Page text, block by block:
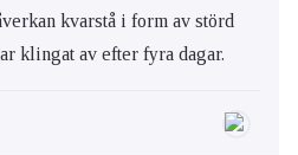
kvarstå i form av störd
klingat av efter fyra dagar.